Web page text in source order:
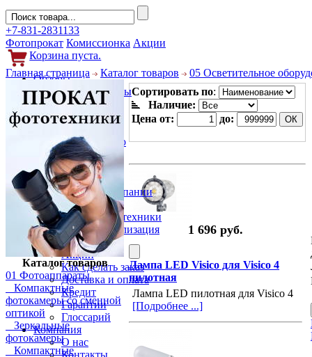
+7-831-2831133
Фотопрокат Комиссионка Акции
Корзина пуста.
Обзоры
Фотоаппараты
Объективы
Фильтры
Фото и видео
Гаджеты
Аксессуары
Слухи
Новости компании
Услуги
Прокат фототехники
Выкуп и реализация
Покупателям
Акции
Как сделать заказ
Доставка и оплата
Кредит
Гарантии
Глоссарий
Компания
О нас
Контакты
Главная страница Каталог товаров 05 Осветительное
Каталог товаров
01 Фотоаппараты
Компактные
фотокамеры со сменной
оптикой
Зеркальные
фотокамеры
Компактные
Сортировать по:
Наличие:
Цена от:
до:
1 696 руб.
Лампа LED Visico для Visico 4
пилотная
Лампа LED пилотная для Visico 4
[Подробнее ...]